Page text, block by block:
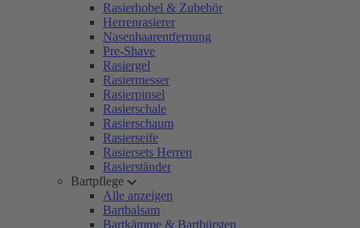
Rasierhobel & Zubehör
Herrenrasierer
Nasenhaarentfernung
Pre-Shave
Rasiergel
Rasiermesser
Rasierpinsel
Rasierschale
Rasierschaum
Rasierseife
Rasiersets Herren
Rasierständer
Bartpflege
Alle anzeigen
Bartbalsam
Bartkämme & Bartbürsten